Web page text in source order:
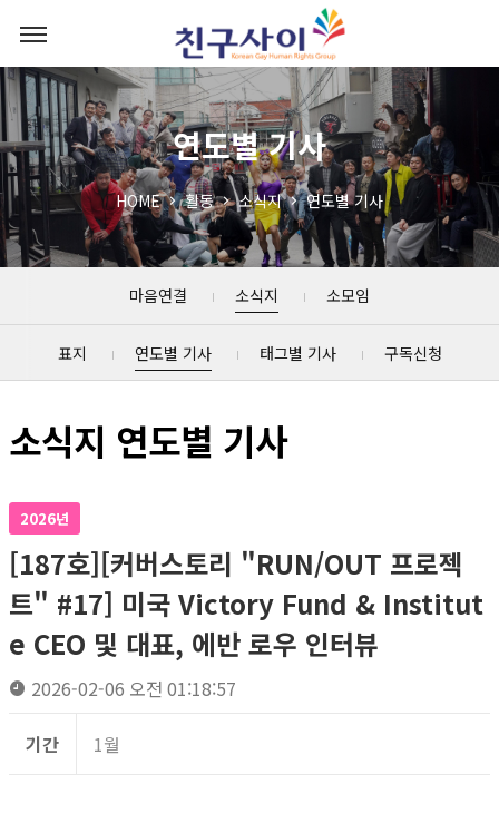
연도별 기사
HOME 활동 소식지 연도별 기사
마음연결 소식지 소모임
표지 연도별 기사 태그별 기사 구독신청
소식지 연도별 기사
2026년
[187호][커버스토리 "RUN/OUT 프로젝
트" #17] 미국 Victory Fund & Institut
e CEO 및 대표, 에반 로우 인터뷰
2026-02-06 오전 01:18:57
기간 1월